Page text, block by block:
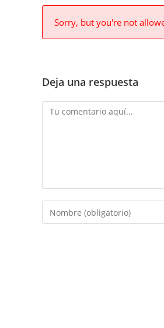
Sorry, but you're not
Deja una respuesta